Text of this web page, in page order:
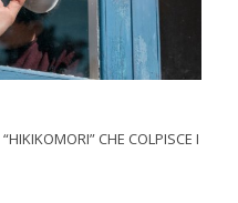
CHE COLPISCE I